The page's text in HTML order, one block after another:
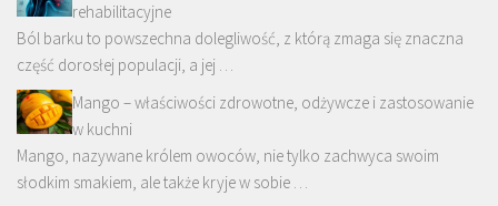
rehabilitacyjne
Ból barku to powszechna dolegliwość, z którą zmaga się znaczna
część dorosłej populacji, a jej …
Mango – właściwości zdrowotne, odżywcze i zastosowanie
w kuchni
Mango, nazywane królem owoców, nie tylko zachwyca swoim
słodkim smakiem, ale także kryje w sobie …